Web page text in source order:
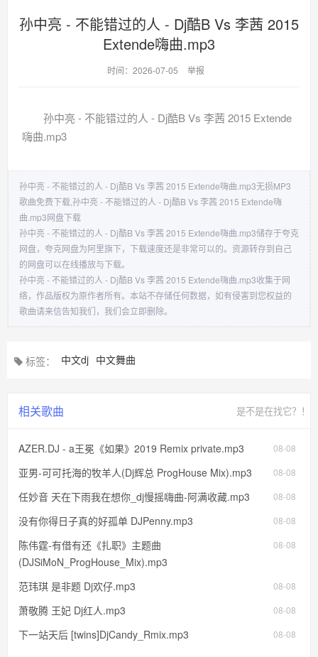
孙中亮 - 不能错过的人 - Dj酷B Vs 李茜 2015
Extende嗨曲.mp3
时间：2026-07-05 举报
孙中亮 - 不能错过的人 - Dj酷B Vs 李茜 2015 Extende
嗨曲.mp3
孙中亮 - 不能错过的人 - Dj酷B Vs 李茜 2015 Extende嗨曲.mp3无损MP3
歌曲免费下载,孙中亮 - 不能错过的人 - Dj酷B Vs 李茜 2015 Extende嗨
曲.mp3网盘下载
孙中亮 - 不能错过的人 - Dj酷B Vs 李茜 2015 Extende嗨曲.mp3储存于夸克
网盘，夸克网盘为阿里旗下，下载速度还是非常可以的。资源转存到自己
的网盘可以在线播放与下载。
孙中亮 - 不能错过的人 - Dj酷B Vs 李茜 2015 Extende嗨曲.mp3收集于网
络，作品版权为原作者所有。本站不存储任何数据，如有侵害到您权益的
歌曲请来信告知我们，我们会立即删除。
标签： 中文dj 中文舞曲
相关歌曲 是不是在找它？！
08-08
AZER.DJ - a王冕《如果》2019 Remix private.mp3
08-08
亚男-可可托海的牧羊人(Dj辉总 ProgHouse Mix).mp3
08-08
任妙音 天在下雨我在想你_dj慢摇嗨曲-阿满收藏.mp3
08-08
没有你得日子真的好孤单 DJPenny.mp3
08-08
陈伟霆-有借有还《扎职》主题曲
(DJSiMoN_ProgHouse_Mix).mp3
08-08
范玮琪 是非题 Dj欢仔.mp3
08-08
萧敬腾 王妃 Dj红人.mp3
08-08
下一站天后 [twins]DjCandy_Rmix.mp3